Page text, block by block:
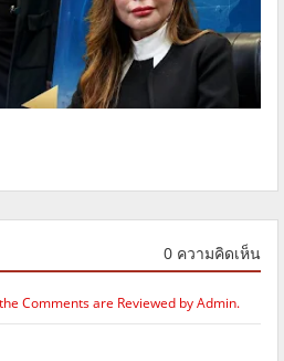
0 ความคิดเห็น
Comments are Reviewed by Admin.